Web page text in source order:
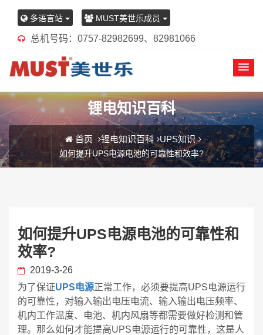
多语言站 MUST美世乐成员
总机号码：0757-82982699、82981066
锂电知识百科
首页 锂电知识百科 UPS知识
如何提升UPS电源电池的可靠性和效率?
如何提升UPS电源电池的可靠性和
效率?
2019-3-26
为了保证UPS电源正常工作，必须要提高UPS电源运行
的可靠性，对输入输出电压电流、输入输出电压频率、
机内工作温度、电池、机内风扇等都需要做好检测和管
理。那么如何才能提高UPS电源运行的可靠性，这是人